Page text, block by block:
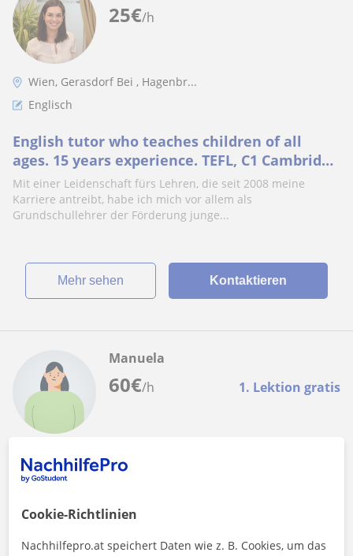
25€/h
Wien, Gerasdorf Bei , Hagenbr...
Englisch
English tutor who teaches children of all
ages. 15 years experience. TEFL, C1 Cambridge
Advanced, TKT YL certificates.
Mit einer Leidenschaft fürs Lehren, die seit 2008 meine
Karriere antreibt, habe ich mich vor allem als
Grundschullehrer der Förderung junge...
Mehr sehen Kontaktieren
60€/h 1. Lektion gratis
Manuela
Chemie
Chemie Nachhilfe für Ober- und Unterstufe,
Cookie-Richtlinien
Nachhilfepro.at speichert Daten wie z. B. Cookies, um das